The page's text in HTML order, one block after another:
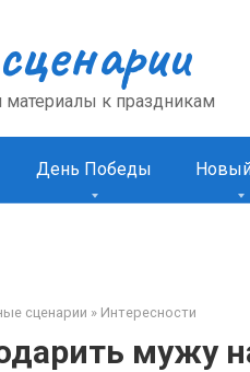
материалы к праздникам
День Победы
сценарии » Интересности
мужу